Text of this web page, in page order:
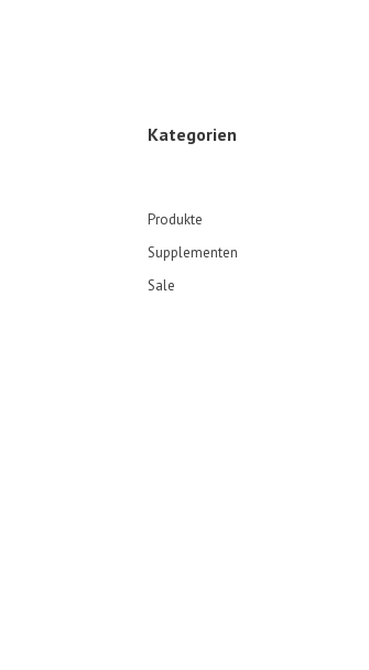
Kategorien
Produkte
Supplementen
Sale